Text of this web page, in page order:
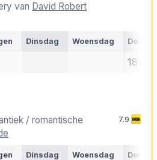
van David Robert
Dinsdag Woensdag
18:30
/ romantische
7.9
Dinsdag Woensdag